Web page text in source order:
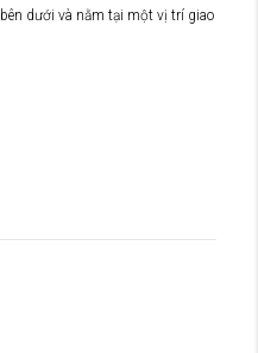
dưới và nằm tại một vị trí giao